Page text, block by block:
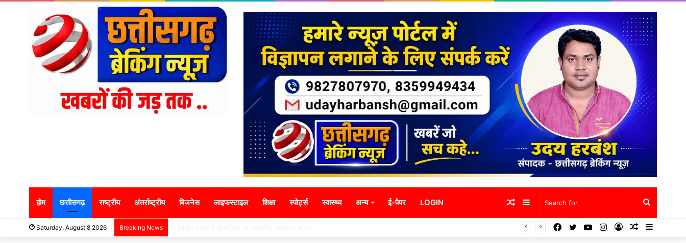
होम छत्तीसगढ़ राष्ट्रीय अंतर्राष्ट्रीय बिजनेस लाइफस्टाइल शिक्षा स्पोर्ट्स स्वास्थ्य अन्य ई-पेपर LOGIN Search
for
Sidebar
Random
Article
Saturday, August 8 2026 Breaking News Sidebar
Random
Log
Instagram
YouTube
Twitter
Facebook